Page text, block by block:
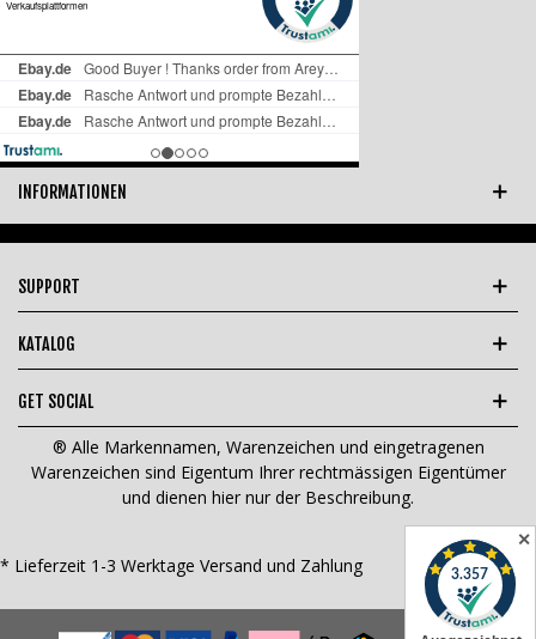
✕
INFORMATIONEN
SUPPORT
KATALOG
GET SOCIAL
® Alle Markennamen, Warenzeichen und eingetragenen
Warenzeichen sind Eigentum Ihrer rechtmässigen Eigentümer
und dienen hier nur der Beschreibung.
* Lieferzeit 1-3 Werktage Versand und Zahlung